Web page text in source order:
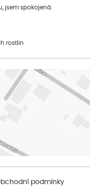
jsem spokojená.
rostlin
podmínky